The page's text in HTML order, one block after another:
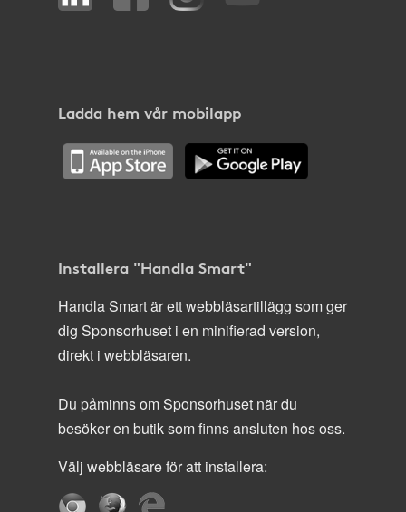
Ladda hem vår mobilapp
Installera "Handla Smart"
Handla Smart är ett webbläsartillägg som ger
dig Sponsorhuset i en minifierad version,
direkt i webbläsaren.
Du påminns om Sponsorhuset när du
besöker en butik som finns ansluten hos oss.
Välj webbläsare för att installera: